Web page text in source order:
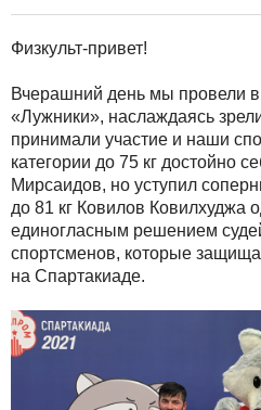
Физкульт-привет!
Вчерашний день мы провели
«Лужники», наслаждаясь
принимали участие и наши
категории до 75 кг достойно
Мирсаидов, но уступил
до 81 кг Ковилов Ковилхуджа
единогласным решением
спортсменов, которые
на Спартакиаде.